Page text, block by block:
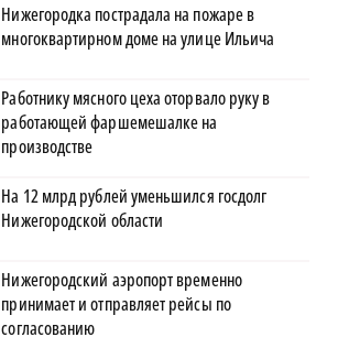
Нижегородка пострадала на пожаре в
многоквартирном доме на улице Ильича
Работнику мясного цеха оторвало руку в
работающей фаршемешалке на
производстве
На 12 млрд рублей уменьшился госдолг
Нижегородской области
Нижегородский аэропорт временно
принимает и отправляет рейсы по
согласованию